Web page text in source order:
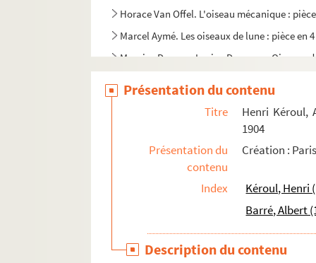
Horace Van Offel. L'oiseau mécanique :
Marcel Aymé. Les oiseaux de lune : pièce en
Maurice Donnay, Lucien Descaves. Oiseaux
Alfred de Musset. On ne badine pas avec
Sacha Guitry. On ne joue pas pour s'amuser
Maurice Hennequin, Pierre Veber. On ne
Alfred de Musset. On ne saurait penser à
Sacha Guitry. On passe dans huit jours :
Georges Feydeau. On purge bébé : pièce en
Berthold Brecht. L'Opéra de quatre sous :
Présentation du contenu
Titre
Henri Kéroul,
1904
Présentation du
contenu
Création :
Index
Kéroul, Henri
Barré, Albert
Description du contenu